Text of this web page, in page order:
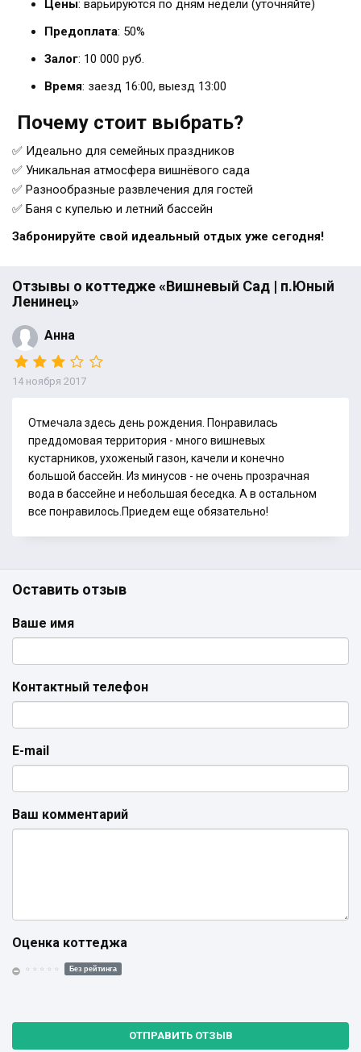
Цены: варьируются по дням недели (уточняйте)
Предоплата: 50%
Залог: 10 000 руб.
Время: заезд 16:00, выезд 13:00
Почему стоит выбрать?
✅ Идеально для семейных праздников
✅ Уникальная атмосфера вишнёвого сада
✅ Разнообразные развлечения для гостей
✅ Баня с купелью и летний бассейн
Забронируйте свой идеальный отдых уже сегодня!
Отзывы о коттедже «Вишневый Сад | п.Юный
Ленинец»
Анна
14 ноября 2017
Отмечала здесь день рождения. Понравилась
преддомовая территория - много вишневых
кустарников, ухоженый газон, качели и конечно
большой бассейн. Из минусов - не очень прозрачная
вода в бассейне и небольшая беседка. А в остальном
все понравилось.Приедем еще обязательно!
Оставить отзыв
Ваше имя
Контактный телефон
E-mail
Ваш комментарий
Оценка коттеджа
Без рейтинга
ОТПРАВИТЬ ОТЗЫВ